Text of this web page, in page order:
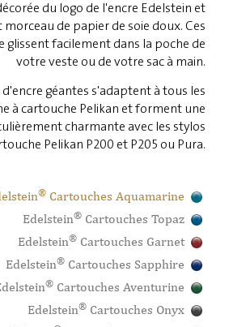
du logo de l'encre Edelstein et
de papier de soie doux. Ces
glissent facilement dans la poche de
votre veste ou de votre sac à main.
d'encre géantes s'adaptent à tous les
à cartouche Pelikan et forment une
charmante avec les stylos
Pelikan P200 et P205 ou Pura.
®Cartouches Aquamarine
Edelstein®Cartouches Topaz
Edelstein®Cartouches Garnet
Edelstein®Cartouches Sapphire
®Cartouches Aventurine
Edelstein®Cartouches Onyx